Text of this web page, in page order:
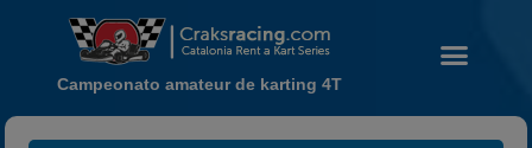
Campeonato amateur de karting 4T